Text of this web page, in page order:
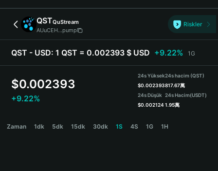
Deutsch
简体中文
繁體中文
Português (Portugal)
Bahasa Indonesia
ภาษาไทย
Español
Español (Argentina)
QSTQuStream
AUuCEH...pump
Riskler
QST - USD: 1 QST = 0.002393 $ USD +9.22% 1G
$0.002393
+9.22%
24s Yüksek
$0.002393
24s Düşük
$0.002124
24s hacim (QST)
817.67萬
24s Hacim(USDT)
1.95萬
Zaman 1dk 5dk 15dk 30dk 1S 4S 1G 1H